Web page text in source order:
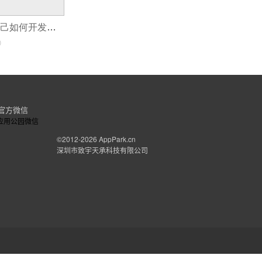
软件拖拽开发,自己如何开发小软件
方微信
©2012-2026 AppPark.cn
深圳市致宇天承科技有限公司